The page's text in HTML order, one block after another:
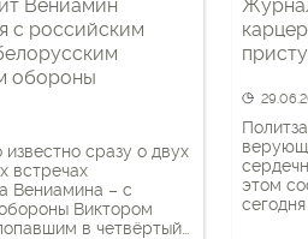
Вениамин
с российским
обороны
известно сразу о двух
встречах
Вениамина – с
Виктором
в четвёртый
этом